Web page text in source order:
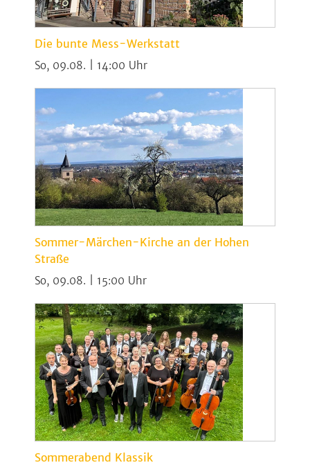
Die bunte Mess-Werkstatt
So, 09.08. | 14:00
Sommer-Märchen-Kirche an der Hohen
Straße
So, 09.08. | 15:00
Sommerabend Klassik